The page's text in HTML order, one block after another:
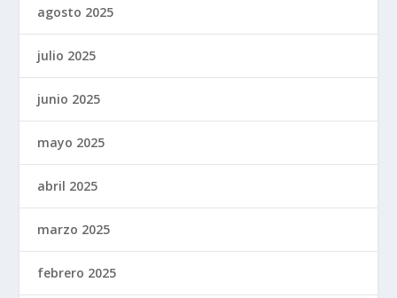
agosto 2025
julio 2025
junio 2025
mayo 2025
abril 2025
marzo 2025
febrero 2025